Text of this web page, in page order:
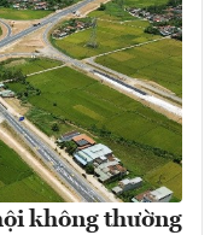
không thường